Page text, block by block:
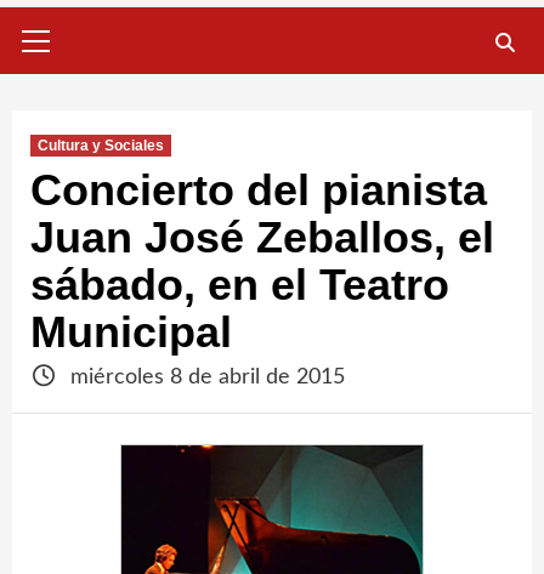
primario
Cultura y Sociales
Concierto del pianista
Juan José Zeballos, el
sábado, en el Teatro
Municipal
miércoles 8 de abril de 2015